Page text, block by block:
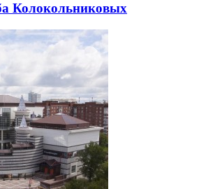
Колокольниковых